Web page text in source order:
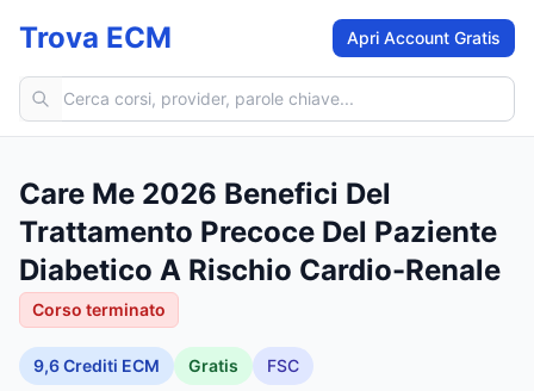
Trova ECM Apri Account Gratis
Cerca corsi ECM
Care Me 2026 Benefici Del
Trattamento Precoce Del Paziente
Diabetico A Rischio Cardio-Renale
Corso terminato
9,6Crediti ECM Gratis FSC